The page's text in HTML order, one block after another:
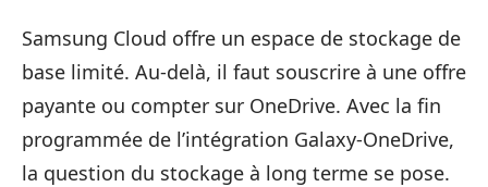
Samsung Cloud offre un espace de stockage de
base limité. Au-delà, il faut souscrire à une offre
payante ou compter sur OneDrive. Avec la fin
programmée de l’intégration Galaxy-OneDrive,
la question du stockage à long terme se pose.